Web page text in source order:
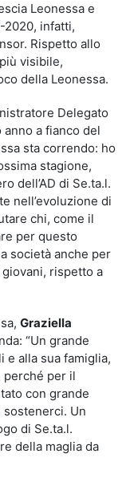
Leonessa e
2020, infatti,
Rispetto allo
visibile,
della Leonessa.
Delegato
a fianco del
sta correndo: ho
stagione,
dell’AD di Se.ta.l.
nell’evoluzione di
chi, come il
per questo
società anche per
rispetto a
Graziella
“Un grande
e alla sua famiglia,
perché per il
con grande
Un
di Se.ta.l.
della maglia da